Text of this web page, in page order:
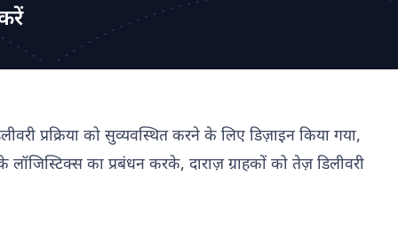
प्रक्रिया को सुव्यवस्थित करने के लिए डिज़ाइन किया गया,
का प्रबंधन करके, दाराज़ ग्राहकों को तेज़ डिलीवरी